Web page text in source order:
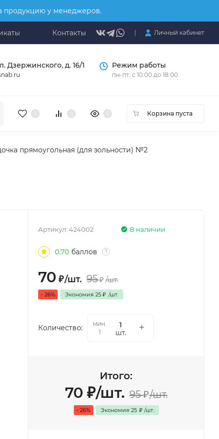
продукцию у менеджеров.
Контакты Личный кабинет
Дзержинского, д. 16/1 Режим работы
пн-пт: с 10:00 до 18:00
Корзина пуста
прямоугольная (для зольности) №2
В наличии
Артикул:424002
0.70 баллов ?
70 ₽/шт. 95 ₽ /шт.
- 26% Экономия25 ₽ /шт.
Количество:
мин.
1
шт.
Итого:
70 ₽/шт. 95 ₽/шт.
- 26% Экономия 25 ₽ /шт.